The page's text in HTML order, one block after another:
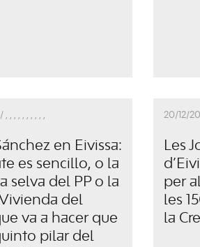
, , , , , , , , , ,
en Eivissa:
es sencillo, o la
selva del PP o la
del
va a hacer que
pilar del
20/12/
Les
per
les
la